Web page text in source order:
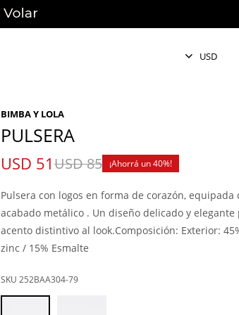
BIMBA Y LOLA
PULSERA
USD 51USD85 40
Pulsera con logos en forma de corazón,
acabado metálico . Un diseño delicado y
acento distintivo al look.Composición: Exterior:
zinc / 15% Esmalte
252BAA304-79